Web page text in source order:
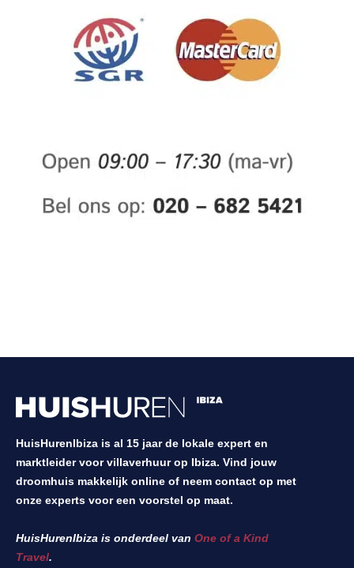
HuisHurenIbiza is al 15 jaar de lokale expert en
marktleider voor villaverhuur op Ibiza. Vind jouw
droomhuis makkelijk online of neem contact op met
onze experts voor een voorstel op maat.
HuisHurenIbiza is onderdeel van One of a Kind
Travel.